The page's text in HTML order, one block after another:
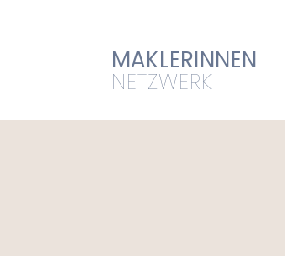
MAKLERINNEN
NETZWERK